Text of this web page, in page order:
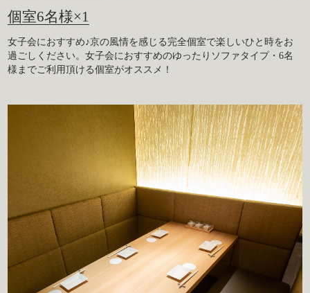
個室6名様×1
女子会におすすめ♪京の風情を感じる完全個室で楽しいひと時をお
過ごしください。女子会におすすめのゆったりソファタイプ・6名
様までご利用頂ける個室がオススメ！